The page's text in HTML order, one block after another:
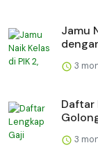
Jamu
3
Daftar
3